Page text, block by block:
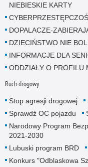
NIEBIESKIE KARTY
DOPALACZE-
DZIECIŃSTWO NIE
INFORMACJE DLA
ODDZIAŁY O PROFILU
Ruch drogowy
Stop agresji drogowej
Sprawdź OC pojazdu
Narodowy Program
2021-2030
Lubuski program BRD
Konkurs "Odblaskowa